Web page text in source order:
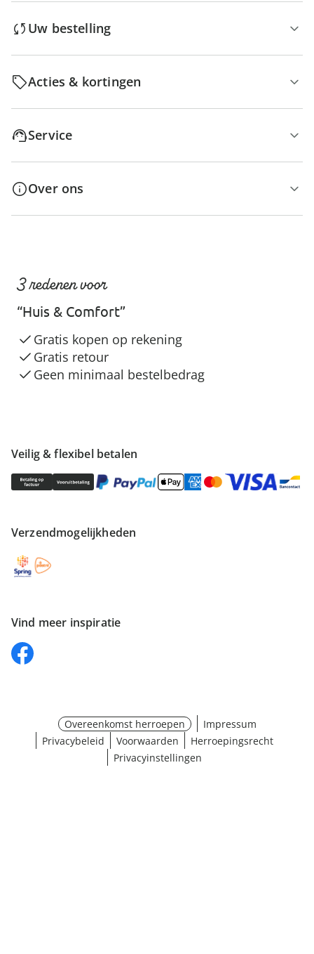
Uw bestelling
Acties & kortingen
Service
Over ons
Veilig & flexibel betalen
Verzendmogelijkheden
Vind meer inspiratie
3 redenen voor
“Huis & Comfort”
Gratis kopen op rekening
Gratis retour
Geen minimaal bestelbedrag
Overeenkomst herroepen
Impressum
Privacybeleid
Voorwaarden
Herroepingsrecht
Privacyinstellingen